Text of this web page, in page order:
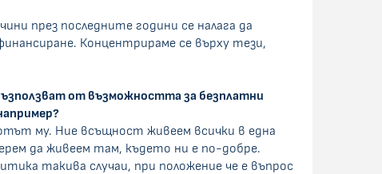
през последните години се налага да
Концентрираме се върху тези,
от възможността за безплатни
му. Ние всъщност живеем всички в една
да живеем там, където ни е по-добре.
такива случаи, при положение че е въпрос